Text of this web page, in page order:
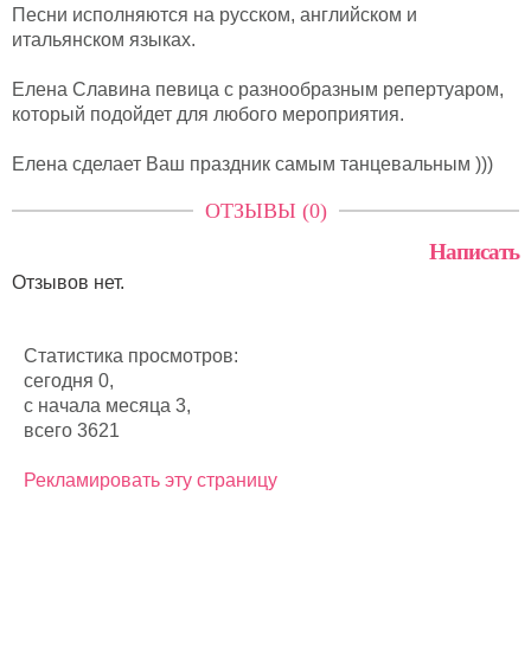
Песни исполняются на русском, английском и
итальянском языках.
Елена Славина певица с разнообразным репертуаром,
который подойдет для любого мероприятия.
Елена сделает Ваш праздник самым танцевальным )))
ОТЗЫВЫ (0)
Написать
Отзывов нет.
Статистика просмотров:
сегодня 0,
с начала месяца 3,
всего 3621
Рекламировать эту страницу